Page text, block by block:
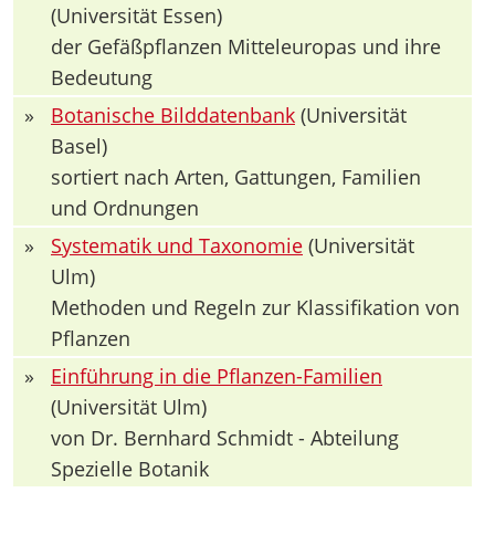
(Universität Essen)
der Gefäßpflanzen Mitteleuropas und ihre
Bedeutung
»
Botanische Bilddatenbank (Universität
Basel)
sortiert nach Arten, Gattungen, Familien
und Ordnungen
»
Systematik und Taxonomie (Universität
Ulm)
Methoden und Regeln zur Klassifikation von
Pflanzen
»
Einführung in die Pflanzen-Familien
(Universität Ulm)
von Dr. Bernhard Schmidt - Abteilung
Spezielle Botanik